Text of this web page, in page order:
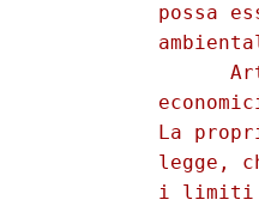
possa
La
legge,
i